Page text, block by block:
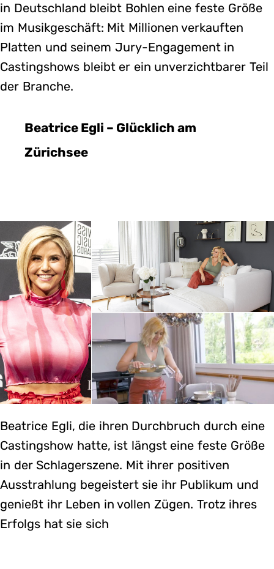
in Deutschland bleibt Bohlen eine feste Größe
im Musikgeschäft: Mit Millionen verkauften
Platten und seinem Jury-Engagement in
Castingshows bleibt er ein unverzichtbarer Teil
der Branche.
Beatrice Egli – Glücklich am
Zürichsee
Beatrice Egli, die ihren Durchbruch durch eine
Castingshow hatte, ist längst eine feste Größe
in der Schlagerszene. Mit ihrer positiven
Ausstrahlung begeistert sie ihr Publikum und
genießt ihr Leben in vollen Zügen. Trotz ihres
Erfolgs hat sie sich